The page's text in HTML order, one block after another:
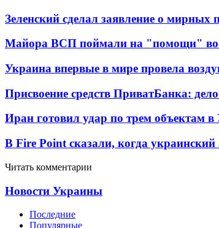
Зеленский сделал заявление о мирных
Майора ВСП поймали на "помощи"
Украина впервые в мире провела
Присвоение средств ПриватБанка:
Иран готовил удар по трем объектам
В Fire Point сказали, когда
Читать комментарии
Новости Украины
Последние
Популярные